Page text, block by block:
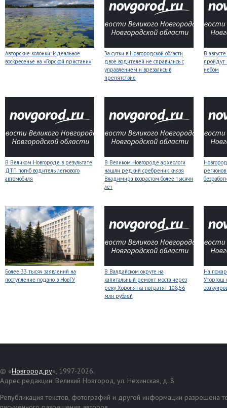
Авторские колонки: Идеальное
воскресенье на «Горской пристани»
За сутки в Новгородской области
двое водителей не справились с
управлением и врезались в
препятствие
В
небом
В Великом Новгороде в результате
ДТП погиб водитель легкового
автомобиля
В Великом Новгороде археологи
нашли редкий сребреник князя
Владимира возрастом более тысячи
лет
Более 33 тысяч заявлений на
поступление подано в НовГУ
В Валдайском округе на
капитальный ремонт моста через
реку Хоронятка потратят 108,56
млн рублей
На
Уторгош
© «Новгород.ру», 1997-2026.
Адрес редакции: Великий Новгород, ул. Нехинская, д. 8
Републикация текстов, фотографий и другой информации разрешена